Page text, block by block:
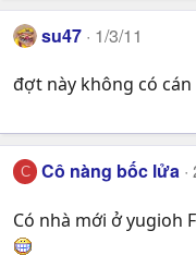
su47 1/3/11
đợt này không có cán
C Cô nàng bốc lửa
Có nhà mới ở yugioh